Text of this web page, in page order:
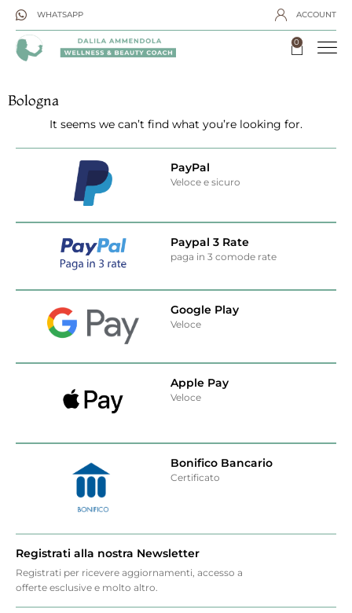
WHATSAPP ACCOUNT
0
Bologna
It seems we can’t find what you’re looking for.
PayPal
Veloce e sicuro
Paypal 3 Rate
paga in 3 comode rate
Google Play
Veloce
Apple Pay
Veloce
Bonifico Bancario
Certificato
Registrati alla nostra Newsletter
Registrati per ricevere aggiornamenti, accesso a
offerte esclusive e molto altro.